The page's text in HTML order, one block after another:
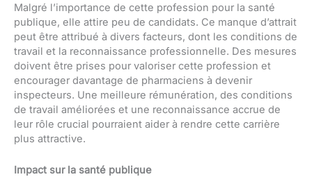
Malgré l’importance de cette profession pour la santé
publique, elle attire peu de candidats. Ce manque d’attrait
peut être attribué à divers facteurs, dont les conditions de
travail et la reconnaissance professionnelle. Des mesures
doivent être prises pour valoriser cette profession et
encourager davantage de pharmaciens à devenir
inspecteurs. Une meilleure rémunération, des conditions
de travail améliorées et une reconnaissance accrue de
leur rôle crucial pourraient aider à rendre cette carrière
plus attractive.
Impact sur la santé publique